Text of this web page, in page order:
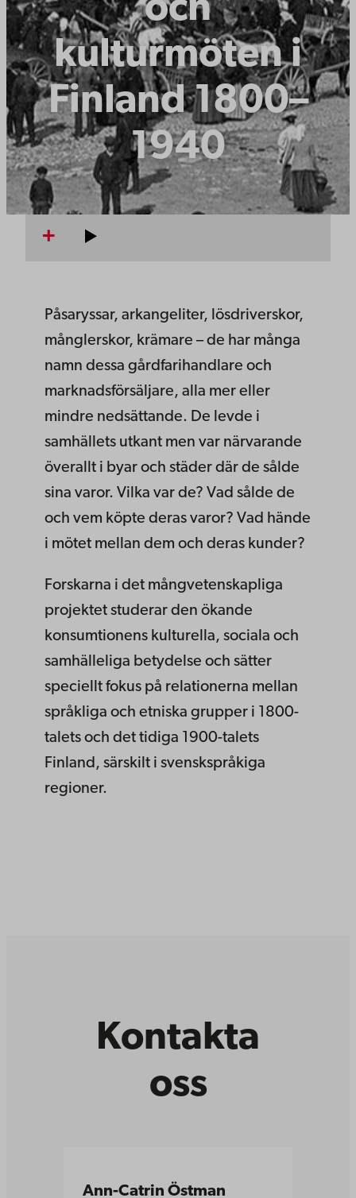
och
kulturmöten i
Finland 1800–
1940
Påsaryssar, arkangeliter, lösdriverskor,
månglerskor, krämare – de har många
namn dessa gårdfarihandlare och
marknadsförsäljare, alla mer eller
mindre nedsättande. De levde i
samhällets utkant men var närvarande
överallt i byar och städer där de sålde
sina varor. Vilka var de? Vad sålde de
och vem köpte deras varor? Vad hände
i mötet mellan dem och deras kunder?
Forskarna i det mångvetenskapliga
projektet studerar den ökande
konsumtionens kulturella, sociala och
samhälleliga betydelse och sätter
speciellt fokus på relationerna mellan
språkliga och etniska grupper i 1800-
talets och det tidiga 1900-talets
Finland, särskilt i svenskspråkiga
regioner.
Kontakta
oss
Ann-Catrin Östman